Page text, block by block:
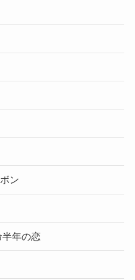
ン
半年の恋